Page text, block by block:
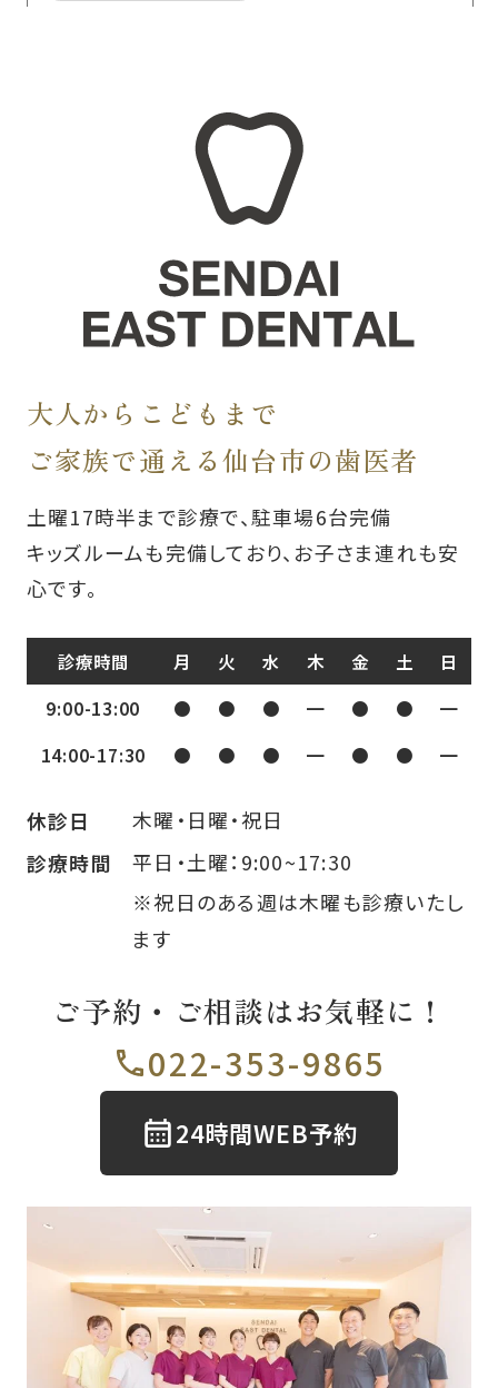
大人からこどもまで
ご家族で通える仙台市の歯医者
土曜17時半まで診療で、駐車場6台完備
キッズルームも完備しており、お子さま連れも安
心です。
診療時間 月 火 水 木 金 土
日
9:00-13:00
● ● ● ━ ● ●
━
14:00-17:30
● ● ● ━ ● ● ━
休診日
木曜・日曜・祝日
診療時間
平日・土曜：9:00~17:30
※祝日のある週は木曜も診療いたし
ます
ご予約・ご相談はお気軽に！
022-353-9865
24時間WEB予約